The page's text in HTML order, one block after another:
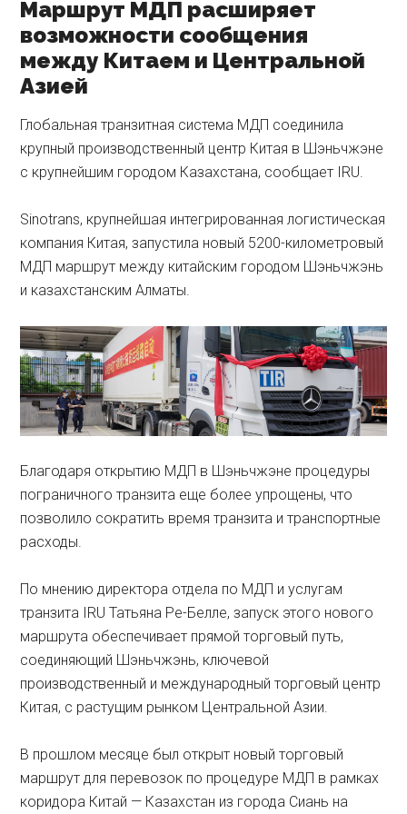
Маршрут МДП расширяет
возможности сообщения
между Китаем и Центральной
Азией
Глобальная транзитная система МДП соединила
крупный производственный центр Китая в Шэньчжэне
с крупнейшим городом Казахстана, сообщает IRU.
Sinotrans, крупнейшая интегрированная логистическая
компания Китая, запустила новый 5200-километровый
МДП маршрут между китайским городом Шэньчжэнь
и казахстанским Алматы.
Благодаря открытию МДП в Шэньчжэне процедуры
пограничного транзита еще более упрощены, что
позволило сократить время транзита и транспортные
расходы.
По мнению директора отдела по МДП и услугам
транзита IRU Татьяна Ре-Белле, запуск этого нового
маршрута обеспечивает прямой торговый путь,
соединяющий Шэньчжэнь, ключевой
производственный и международный торговый центр
Китая, с растущим рынком Центральной Азии.
В прошлом месяце был открыт новый торговый
маршрут для перевозок по процедуре МДП в рамках
коридора Китай — Казахстан из города Сиань на